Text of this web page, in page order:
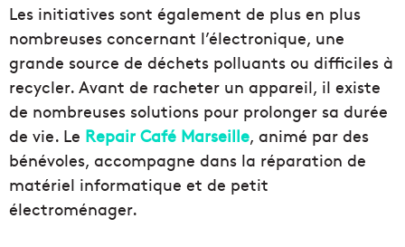
Les initiatives sont également de plus en plus
nombreuses concernant l’électronique, une
grande source de déchets polluants ou difficiles à
recycler. Avant de racheter un appareil, il existe
de nombreuses solutions pour prolonger sa durée
de vie. Le Repair Café Marseille, animé par des
bénévoles, accompagne dans la réparation de
matériel informatique et de petit
électroménager.